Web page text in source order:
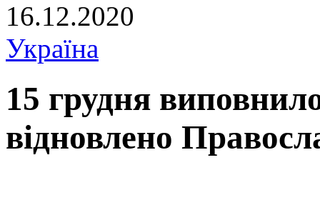
16.12.2020
Україна
15 грудня
відновлено